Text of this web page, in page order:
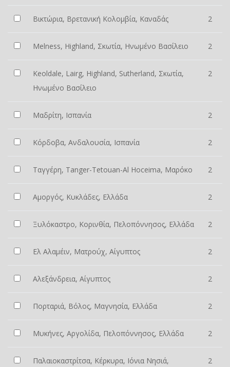
Βικτώρια, Βρετανική Κολομβία, Καναδάς 2
Melness, Highland, Σκωτία, Ηνωμένο Βασίλειο 2
Keoldale, Lairg, Highland, Sutherland, Σκωτία,
Ηνωμένο Βασίλειο
2
Μαδρίτη, Ισπανία 2
Κόρδοβα, Ανδαλουσία, Ισπανία 2
Ταγγέρη, Tanger-Tetouan-Al Hoceima, Μαρόκο 2
Αμοργός, Κυκλάδες, Ελλάδα 2
Ξυλόκαστρο, Κορινθία, Πελοπόννησος, Ελλάδα 2
Ελ Αλαμέιν, Ματρούχ, Αίγυπτος 2
Αλεξάνδρεια, Αίγυπτος 2
Πορταριά, Βόλος, Μαγνησία, Ελλάδα 2
Μυκήνες, Αργολίδα, Πελοπόννησος, Ελλάδα 2
Παλαιοκαστρίτσα, Κέρκυρα, Ιόνια Νησιά, 2